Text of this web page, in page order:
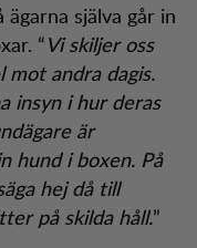
själva går in
“Vi skiljer oss
mot andra dagis.
insyn i hur deras
är
hund i boxen. På
hej då till
på skilda håll.”